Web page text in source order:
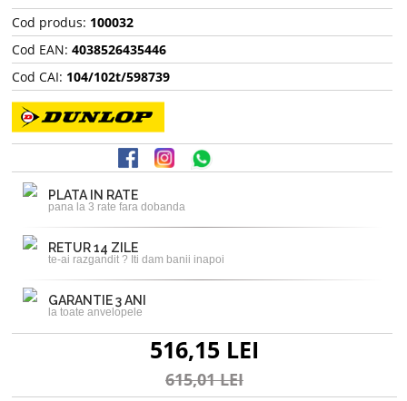
Cod produs: 100032
Cod EAN: 4038526435446
Cod CAI: 104/102t/598739
PLATA IN RATE
pana la 3 rate fara dobanda
RETUR 14 ZILE
te-ai razgandit ? Iti dam banii inapoi
GARANTIE 3 ANI
la toate anvelopele
516,15 LEI
615,01 LEI